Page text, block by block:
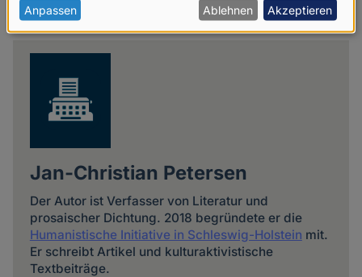
Share
news
Jan-Christian Petersen
Der Autor ist Verfasser von Literatur und
prosaischer Dichtung. 2018 begründete er die
Humanistische Initiative in Schleswig-Holstein mit.
Er schreibt Artikel und kulturaktivistische
Textbeiträge.
personenbezogenen
Daten
und
Cookies
Anpassen Ablehnen Akzeptieren